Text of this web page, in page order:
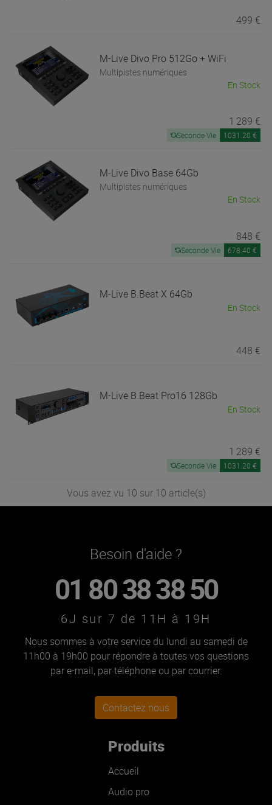
499 €
Multipistes numériques
M-Live Divo Pro 512Go + WiFi
En Stock
1 289 €
Seconde Vie 1031.20 €
Multipistes numériques
M-Live Divo Base 64Gb
En Stock
848 €
Seconde Vie 678.40 €
M-Live B.Beat X 64Gb
En Stock
448 €
M-Live B.Beat Pro16 128Gb
En Stock
1 289 €
Seconde Vie 1031.20 €
Vous avez vu 10 sur 10 article(s)
Besoin d'aide ?
01 80 38 38 50
6J sur 7 de 11H à 19H
Nous sommes à votre service du lundi au samedi de
11h00 à 19h00 pour répondre à toutes vos questions
par e-mail, par téléphone ou par courrier.
Contactez nous
Produits
Accueil
Audio pro